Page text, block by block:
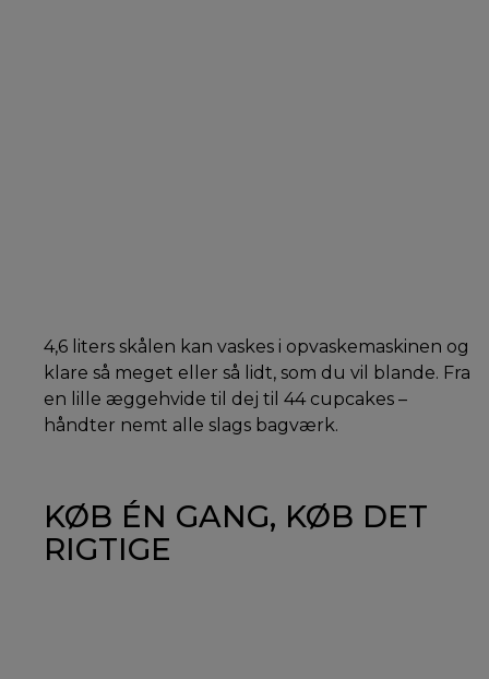
4,6 liters skålen kan vaskes i opvaskemaskinen og
klare så meget eller så lidt, som du vil blande. Fra
en lille æggehvide til dej til 44 cupcakes –
håndter nemt alle slags bagværk.
KØB ÉN GANG, KØB DET
RIGTIGE